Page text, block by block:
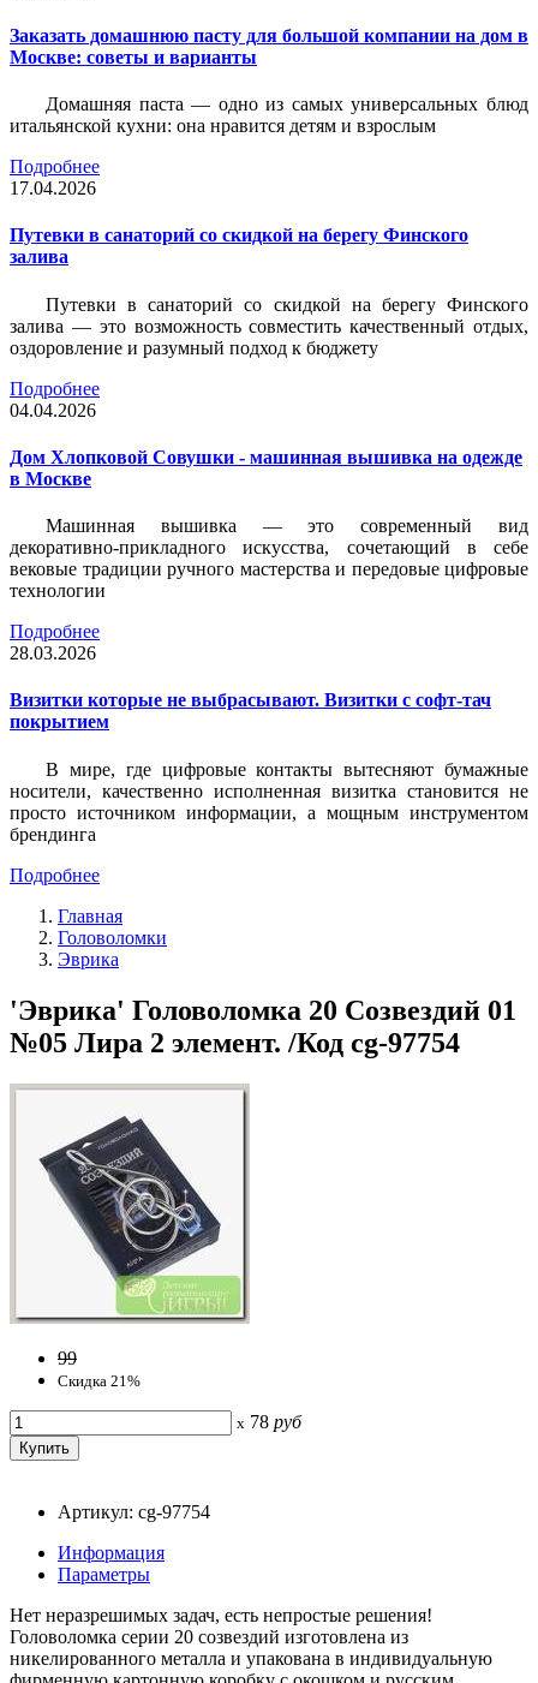
Заказать домашнюю пасту для большой компании на дом в
Москве: советы и варианты
Домашняя паста — одно из самых универсальных блюд
итальянской кухни: она нравится детям и взрослым
Подробнее
17.04.2026
Путевки в санаторий со скидкой на берегу Финского
залива
Путевки в санаторий со скидкой на берегу Финского
залива — это возможность совместить качественный отдых,
оздоровление и разумный подход к бюджету
Подробнее
04.04.2026
Дом Хлопковой Совушки - машинная вышивка на одежде
в Москве
Машинная вышивка — это современный вид
декоративно-прикладного искусства, сочетающий в себе
вековые традиции ручного мастерства и передовые цифровые
технологии
Подробнее
28.03.2026
Визитки которые не выбрасывают. Визитки с софт-тач
покрытием
В мире, где цифровые контакты вытесняют бумажные
носители, качественно исполненная визитка становится не
просто источником информации, а мощным инструментом
брендинга
Подробнее
Главная
Головоломки
Эврика
'Эврика' Головоломка 20 Созвездий 01
№05 Лира 2 элемент. /Код cg-97754
99
Скидка 21%
x 78 руб
Артикул: cg-97754
Информация
Параметры
Нет неразрешимых задач, есть непростые решения!
Головоломка серии 20 созвездий изготовлена из
никелированного металла и упакована в индивидуальную